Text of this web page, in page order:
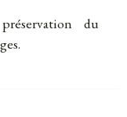
du